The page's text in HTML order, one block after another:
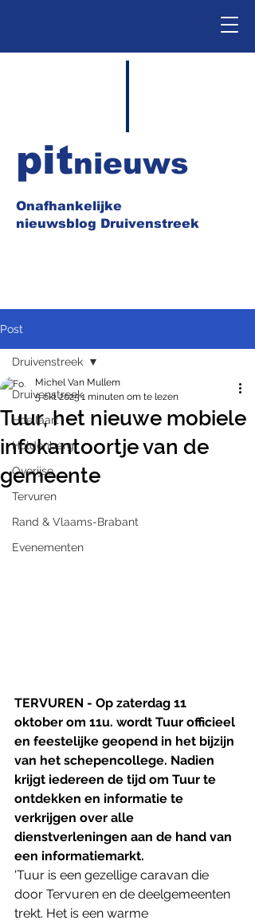
Onafhankelijke
nieuwsblog Druivenstreek
pitnieuws
Post
Druivenstreek
Hoeilaart
Huldenberg
Overijse
Tervuren
Rand & Vlaams-Brabant
Evenementen
Druivenstreek
Tuur, het nieuwe mobiele
infokantoortje van de
gemeente
Michel Van Mullem
5 okt 20251 minuten om te lezen
TERVUREN - Op zaterdag 11
oktober om 11u. wordt Tuur officieel
en feestelijke geopend in het bijzijn
van het schepencollege. Nadien
krijgt iedereen de tijd om Tuur te
ontdekken en informatie te
verkrijgen over alle
dienstverleningen aan de hand van
een informatiemarkt.
'Tuur is een gezellige caravan die
door Tervuren en de deelgemeenten
trekt. Het is een warme